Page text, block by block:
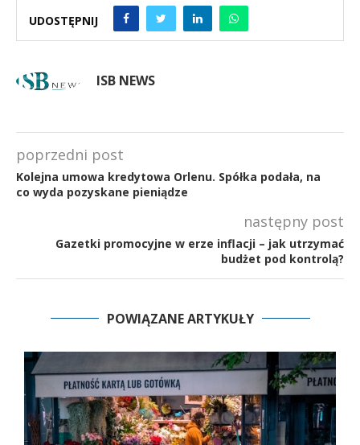
UDOSTĘPNIJ
ISB NEWS
poprzedni post
Kolejna umowa kredytowa Orlenu. Spółka podała, na
co wyda pozyskane pieniądze
następny post
Gazetki promocyjne w erze inflacji – jak utrzymać
budżet pod kontrolą?
POWIĄZANE ARTYKUŁY